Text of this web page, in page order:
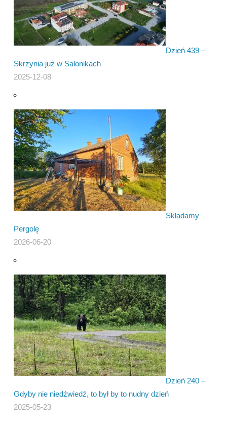
Dzień 439 –
Skrzynia już w Salonikach
2025-12-08
Składamy
Pergolę
2026-06-20
Dzień 240 –
Gdyby nie niedźwiedź, to był by to nudny dzień
2025-05-23